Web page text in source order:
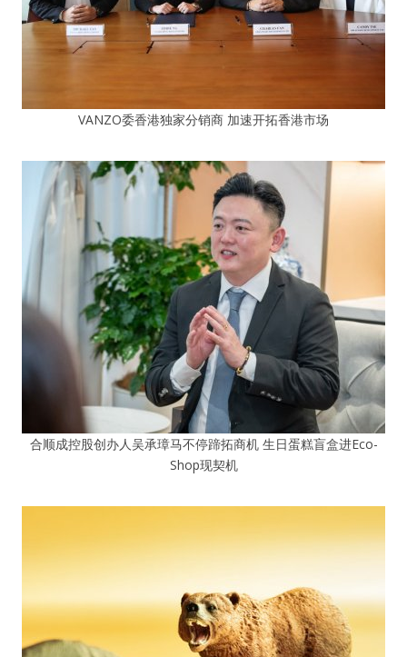
VANZO委香港独家分销商 加速开拓香港市场
合顺成控股创办人吴承璋马不停蹄拓商机 生日蛋糕盲盒进Eco-
Shop现契机